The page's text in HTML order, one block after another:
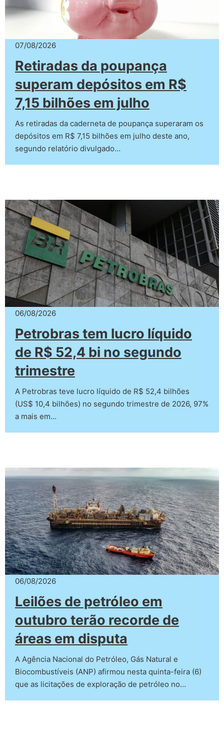
07/08/2026
Retiradas da poupança
superam depósitos em R$
7,15 bilhões em julho
As retiradas da caderneta de poupança superaram os
depósitos em R$ 7,15 bilhões em julho deste ano,
segundo relatório divulgado…
06/08/2026
Petrobras tem lucro líquido
de R$ 52,4 bi no segundo
trimestre
A Petrobras teve lucro líquido de R$ 52,4 bilhões
(US$ 10,4 bilhões) no segundo trimestre de 2026, 97%
a mais em…
06/08/2026
Leilões de petróleo em
outubro terão recorde de
áreas em disputa
A Agência Nacional do Petróleo, Gás Natural e
Biocombustíveis (ANP) afirmou nesta quinta-feira (6)
que as licitações de exploração de petróleo no…